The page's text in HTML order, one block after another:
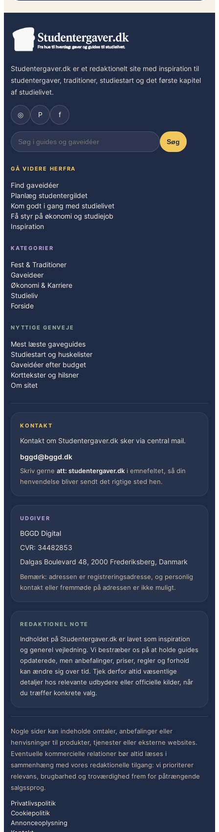
Studentergaver.dk er et redaktionelt site med inspiration til
studentergaver, traditioner, studiestart og det første kapitel
af studielivet.
◎ P f
Søg
GÅ VIDERE HERFRA
Find gaveidéer
Planlæg studentergildet
Kom godt i gang med studielivet
Få styr på økonomi og studiejob
Inspiration
KATEGORIER
Fest & Traditioner
Gaveideer
Økonomi & Karriere
Studieliv
Forside
NYTTIGE GENVEJE
Mest læste gaveguides
Studiestart og huskelister
Gaveidéer efter budget
Korttekster og hilsner
Om sitet
KONTAKT
Kontakt om Studentergaver.dk sker via central mail.
bggd@bggd.dk
Skriv gerne att: studentergaver.dk i emnefeltet, så din
henvendelse bliver sendt det rigtige sted hen.
UDGIVER
BGGD Digital
CVR: 34482853
Dalgas Boulevard 48, 2000 Frederiksberg, Danmark
Bemærk: adressen er registreringsadresse, og personlig
kontakt eller fremmøde på adressen er ikke muligt.
REDAKTIONEL NOTE
Indholdet på Studentergaver.dk er lavet som inspiration
og generel vejledning. Vi bestræber os på at holde guides
opdaterede, men anbefalinger, priser, regler og forhold
kan ændre sig over tid. Tjek derfor altid væsentlige
detaljer hos relevante udbydere eller officielle kilder, når
du træffer konkrete valg.
Nogle sider kan indeholde omtaler, anbefalinger eller
henvisninger til produkter, tjenester eller eksterne websites.
Eventuelle kommercielle relationer bør altid læses i
sammenhæng med vores redaktionelle tilgang: vi prioriterer
relevans, brugbarhed og troværdighed frem for påtrængende
salgssprog.
Privatlivspolitik
Cookiepolitik
Annonceoplysning